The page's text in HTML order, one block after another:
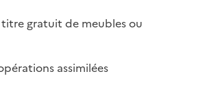
gratuit de meubles ou
assimilées